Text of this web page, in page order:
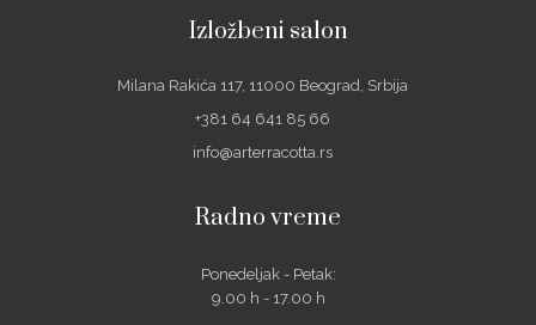
Izložbeni salon
Milana Rakića 117, 11000 Beograd, Srbija
+381 64 641 85 66
info@arterracotta.rs
Radno vreme
Ponedeljak - Petak:
9.00 h - 17.00 h